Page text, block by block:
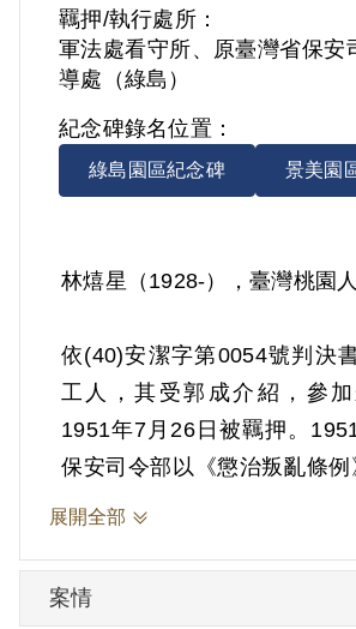
羈押/執行處所：
軍法處看守所、原臺灣省保安
導處（綠島）
紀念碑錄名位置：
綠島園區紀念碑 景美園
林熺星（1928-），臺灣桃園人
依(40)安潔字第0054號判決
工人，其受郭成介紹，參加
1951年7月26日被羈押。
保安司令部以《懲治叛亂條例
加叛亂之組織」判處有期徒刑
其於1999年4月向補償基金
展開全部
案情